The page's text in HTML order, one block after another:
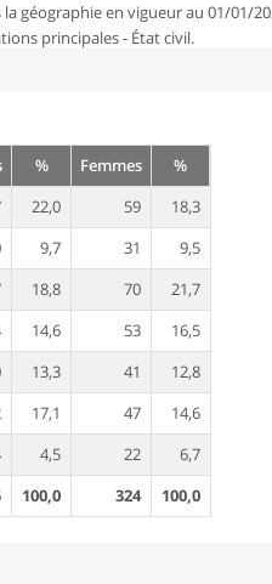
géographie en vigueur au 01/01/
principales - État civil.
% Femmes
%
22,0 59
18,3
9,7 31
9,5
18,8 70
21,7
14,6 53
16,5
13,3 41
12,8
17,1 47
14,6
4,5 22
6,7
100,0 324
100,0